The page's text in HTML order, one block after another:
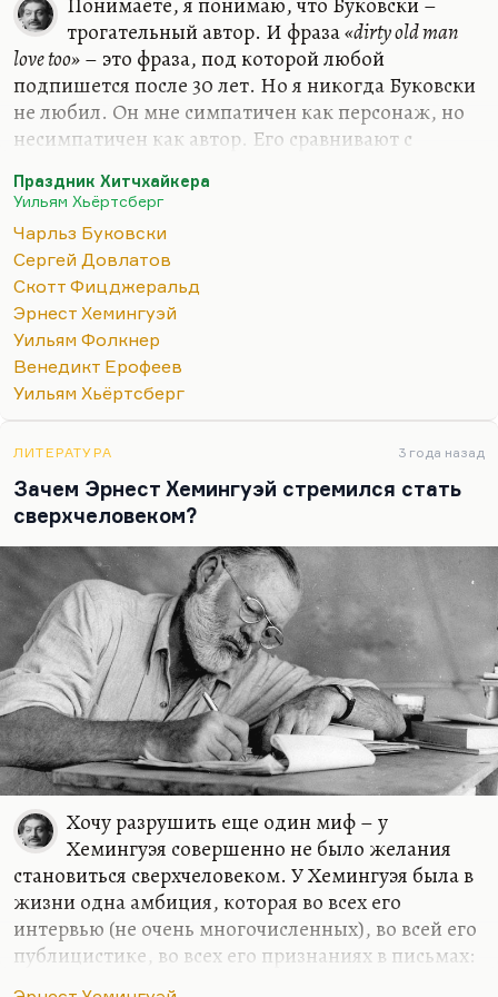
трогательный автор. И фраза«dirty old man
love too»– это фраза, под которой любой
подпишется после 30 лет. Но я никогда Буковски
не любил. Он мне симпатичен как персонаж, но
несимпатичен как автор. Его сравнивают с
литература, не дотягивающая до великих
эмоций. Где у Фицджеральда или Хемингуэя
гибель всерьез, там у Буковски обаятельный
алкоголизм. И мне многого не хватает в его
прозе. При всем обаянии его таланта он писатель
не того ранга, что и великие проклятые монстры
литературы 30-50-х годов. Не Фолкнер, прямо
скажем, хотя Фолкнер пил не меньше. Просто
алкоголизм Фолкнера приводил его к мрачным…
Праздник Хитчхайкера
Уильям Хьёртсберг
Чарльз Буковски
Сергей Довлатов
Скотт Фицджеральд
Эрнест Хемингуэй
Уильям Фолкнер
Венедикт Ерофеев
Уильям Хьёртсберг
ЛИТЕРАТУРА 3 года назад
Зачем Эрнест Хемингуэй стремился стать
сверхчеловеком?
Хочу разрушить еще один миф – у
Хемингуэя совершенно не было желания
становиться сверхчеловеком. У Хемингуэя была в
жизни одна амбиция, которая во всех его
интервью (не очень многочисленных), во всей его
публицистике, во всех его признаниях в письмах: